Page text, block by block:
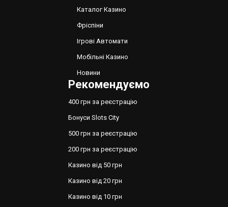
Каталог Казино
Фріспіни
Ігрові Автомати
Мобільні Казино
Новини
Рекомендуємо
400 грн за реєстрацію
Бонуси Slots City
500 грн за реєстрацію
200 грн за реєстрацію
Казино від 50 грн
Казино від 20 грн
Казино від 10 грн